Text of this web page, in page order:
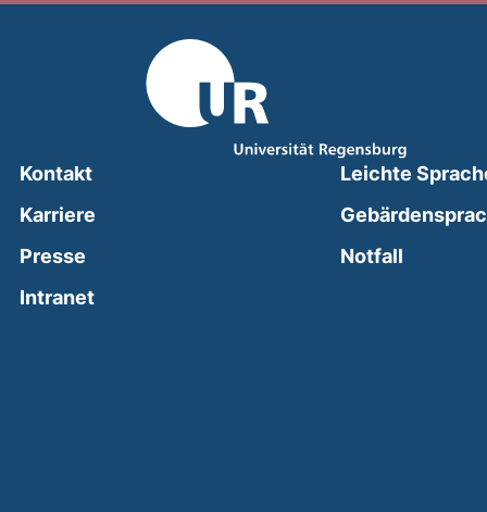
Kontakt
Karriere
Presse
Intranet(external link, opens in a new window)
Leichte
Notfall